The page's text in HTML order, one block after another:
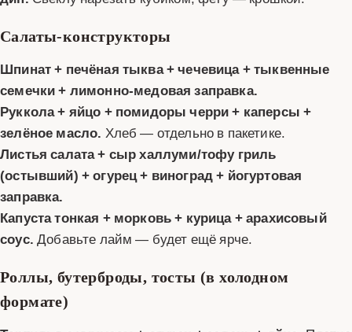
Салаты-конструкторы
Шпинат + печёная тыква + чечевица + тыквенные
семечки + лимонно-медовая заправка.
Руккола + яйцо + помидоры черри + каперсы +
зелёное масло. Хлеб — отдельно в пакетике.
Листья салата + сыр халлуми/тофу гриль
(остывший) + огурец + виноград + йогуртовая
заправка.
Капуста тонкая + морковь + курица + арахисовый
соус. Добавьте лайм — будет ещё ярче.
Роллы, бутерброды, тосты (в холодном
формате)